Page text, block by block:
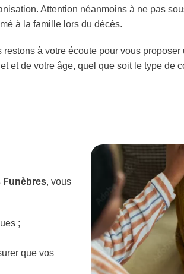
Attention néanmoins à ne pas
à la famille lors du décès.
restons à votre écoute pour vous
et de votre âge, quel que soit le type de
Funèbres, vous
;
que vos